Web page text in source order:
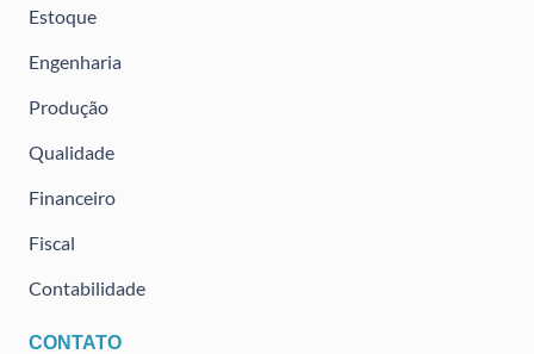
Estoque
Engenharia
Produção
Qualidade
Financeiro
Fiscal
Contabilidade
CONTATO